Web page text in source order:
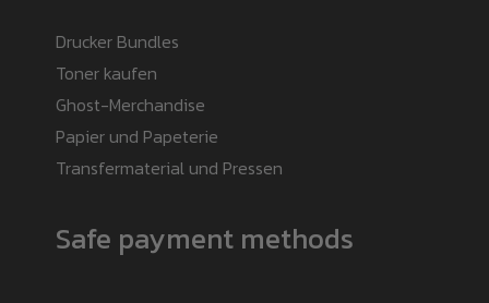
Drucker Bundles
Toner kaufen
Ghost-Merchandise
Papier und Papeterie
Transfermaterial und Pressen
Safe payment methods